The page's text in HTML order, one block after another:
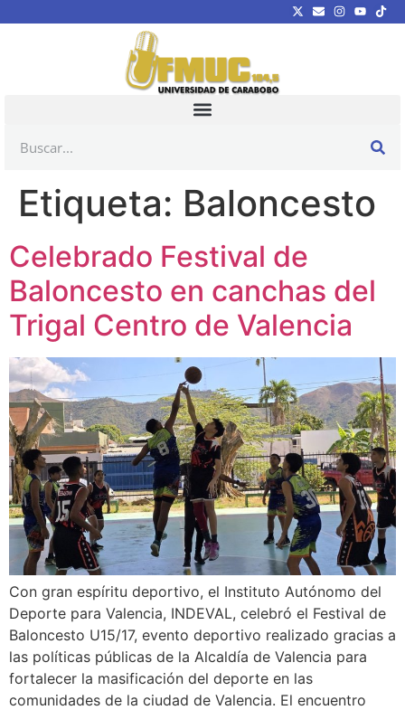
Etiqueta: Baloncesto
Celebrado Festival de
Baloncesto en canchas del
Trigal Centro de Valencia
Con gran espíritu deportivo, el Instituto Autónomo del
Deporte para Valencia, INDEVAL, celebró el Festival de
Baloncesto U15/17, evento deportivo realizado gracias a
las políticas públicas de la Alcaldía de Valencia para
fortalecer la masificación del deporte en las
comunidades de la ciudad de Valencia. El encuentro